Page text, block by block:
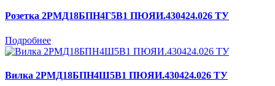
Розетка 2РМД18БПН4Г5В1 ПЮЯИ.430424.026 ТУ
Подробнее
Вилка 2РМД18БПН4Ш5В1 ПЮЯИ.430424.026 ТУ